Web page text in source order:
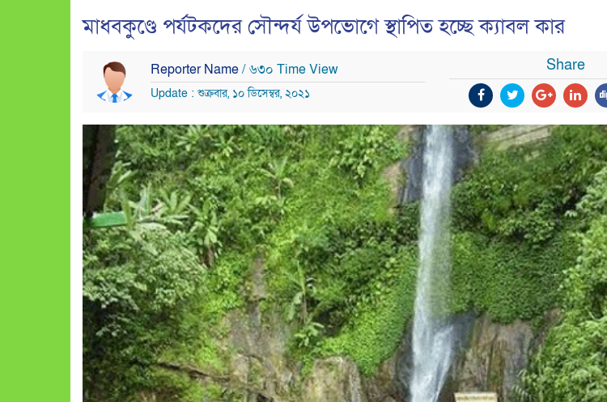
মাধবকুণ্ডে পর্যটকদের সৌন্দর্য উপভোগে স্থাপিত হচ্ছে ক্যাবল কার
Reporter Name/ ৬৩০ Time View
Update : শুক্রবার, ১০ ডিসেম্বর, ২০২১
Share